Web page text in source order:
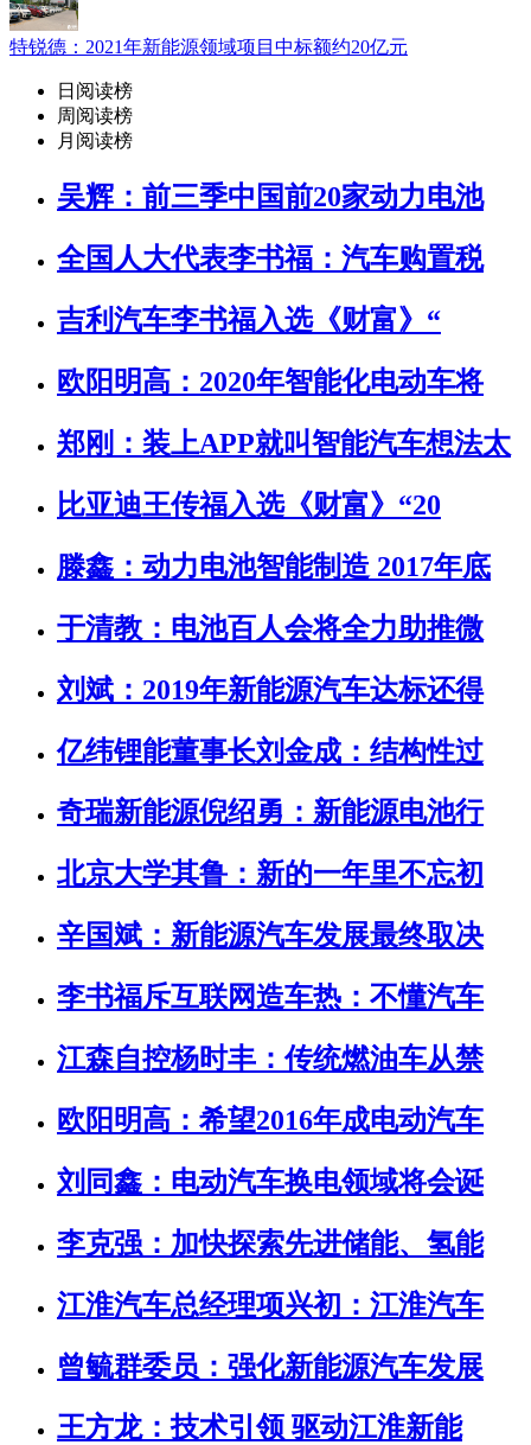
特锐德：2021年新能源领域项目中标额约20亿元
日阅读榜
周阅读榜
月阅读榜
吴辉：前三季中国前20家动力电池
全国人大代表李书福：汽车购置税
吉利汽车李书福入选《财富》“
欧阳明高：2020年智能化电动车将
郑刚：装上APP就叫智能汽车想法太
比亚迪王传福入选《财富》“20
滕鑫：动力电池智能制造 2017年底
于清教：电池百人会将全力助推微
刘斌：2019年新能源汽车达标还得
亿纬锂能董事长刘金成：结构性过
奇瑞新能源倪绍勇：新能源电池行
北京大学其鲁：新的一年里不忘初
辛国斌：新能源汽车发展最终取决
李书福斥互联网造车热：不懂汽车
江森自控杨时丰：传统燃油车从禁
欧阳明高：希望2016年成电动汽车
刘同鑫：电动汽车换电领域将会诞
李克强：加快探索先进储能、氢能
江淮汽车总经理项兴初：江淮汽车
曾毓群委员：强化新能源汽车发展
王方龙：技术引领 驱动江淮新能